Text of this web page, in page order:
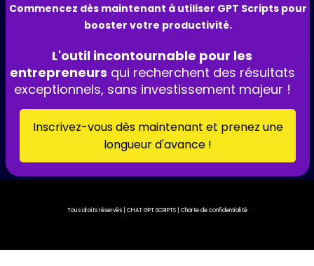
Commencez dès maintenant à utiliser GPT Scripts pour
booster votre productivité.
L'outil incontournable pour les
entrepreneurs qui recherchent des résultats
exceptionnels, sans investissement majeur !
Inscrivez-vous dès maintenant et prenez une
longueur d'avance !
Tous droits réservés | CHAT GPT SCRIPTS | Charte de confidentialité